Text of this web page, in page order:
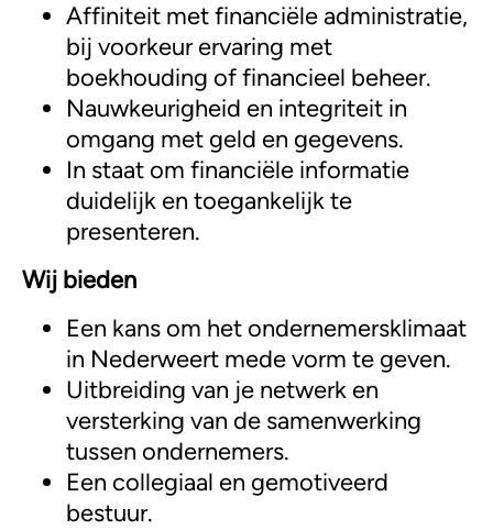
Affiniteit met financiële administratie,
bij voorkeur ervaring met
boekhouding of financieel beheer.
Nauwkeurigheid en integriteit in
omgang met geld en gegevens.
In staat om financiële informatie
duidelijk en toegankelijk te
presenteren.
Wij bieden
Een kans om het ondernemersklimaat
in Nederweert mede vorm te geven.
Uitbreiding van je netwerk en
versterking van de samenwerking
tussen ondernemers.
Een collegiaal en gemotiveerd
bestuur.